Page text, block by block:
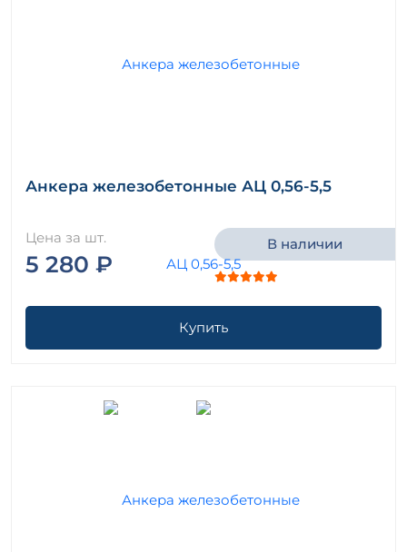
Анкера железобетонные АЦ 0,56-5,5
Цена за шт.
5 280 ₽
В наличии
Купить